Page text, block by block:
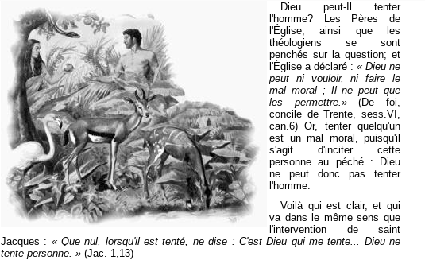
Dieu peut-Il tenter
l'homme? Les Pères de
l'Église, ainsi que les
théologiens se sont
penchés sur la question; et
l'Église a déclaré : « Dieu ne
peut ni vouloir, ni faire le
mal moral ; Il ne peut que
les permettre.»(De foi,
concile de Trente, sess.VI,
can.6) Or, tenter quelqu'un
est un mal moral, puisqu'il
s'agit d'inciter cette
personne au péché : Dieu
ne peut donc pas tenter
l'homme.
Voilà qui est clair, et qui
va dans le même sens que
l'intervention de saint
Jacques : « Que nul, lorsqu'il est tenté, ne dise : C'est Dieu qui me tente... Dieu ne
tente personne. » (Jac. 1,13)